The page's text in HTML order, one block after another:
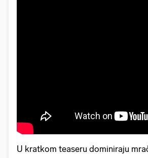
U kratkom teaseru dominiraju